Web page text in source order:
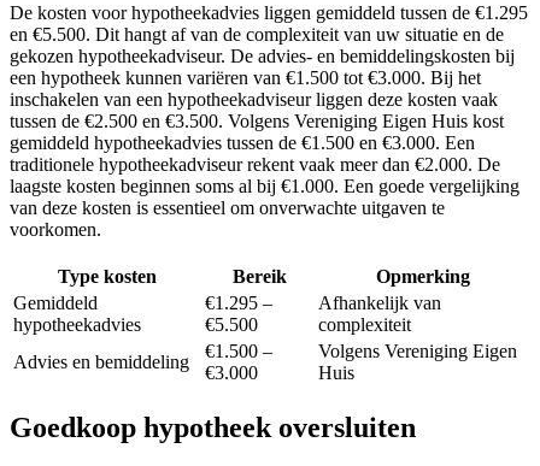
De kosten voor hypotheekadvies liggen gemiddeld tussen de €1.295
en €5.500. Dit hangt af van de complexiteit van uw situatie en de
gekozen hypotheekadviseur. De advies- en bemiddelingskosten bij
een hypotheek kunnen variëren van €1.500 tot €3.000. Bij het
inschakelen van een hypotheekadviseur liggen deze kosten vaak
tussen de €2.500 en €3.500. Volgens Vereniging Eigen Huis kost
gemiddeld hypotheekadvies tussen de €1.500 en €3.000. Een
traditionele hypotheekadviseur rekent vaak meer dan €2.000. De
laagste kosten beginnen soms al bij €1.000. Een goede vergelijking
van deze kosten is essentieel om onverwachte uitgaven te
voorkomen.
Type kosten Bereik
Opmerking
Gemiddeld
hypotheekadvies
€1.295 –
€5.500
Afhankelijk van
complexiteit
Advies en bemiddeling
€1.500 –
€3.000
Volgens Vereniging Eigen
Huis
Goedkoop hypotheek oversluiten